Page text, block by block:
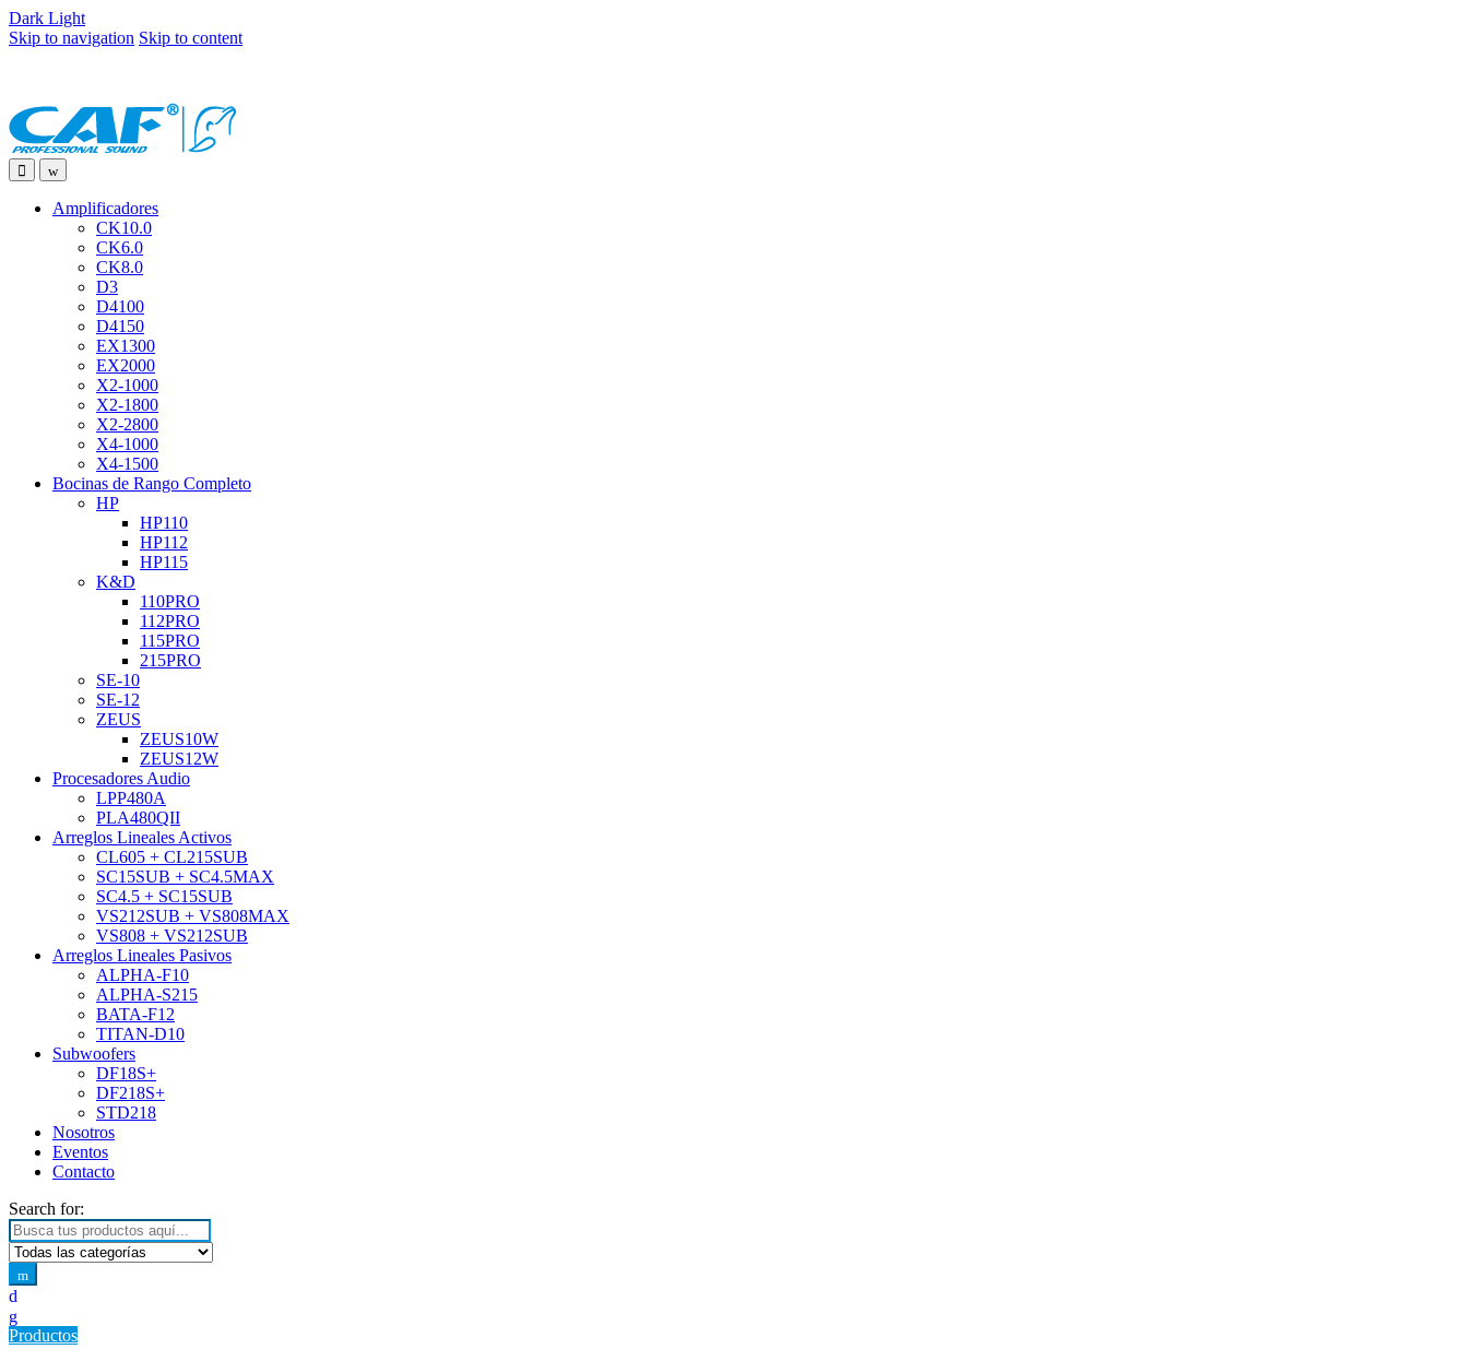
Dark Light
Skip to navigation Skip to content
Amplificadores
CK10.0
CK6.0
CK8.0
D3
D4100
D4150
EX1300
EX2000
X2-1000
X2-1800
X2-2800
X4-1000
X4-1500
Bocinas de Rango Completo
HP
HP110
HP112
HP115
K&D
110PRO
112PRO
115PRO
215PRO
SE-10
SE-12
ZEUS
ZEUS10W
ZEUS12W
Procesadores Audio
LPP480A
PLA480QII
Arreglos Lineales Activos
CL605 + CL215SUB
SC15SUB + SC4.5MAX
SC4.5 + SC15SUB
VS212SUB + VS808MAX
VS808 + VS212SUB
Arreglos Lineales Pasivos
ALPHA-F10
ALPHA-S215
BATA-F12
TITAN-D10
Subwoofers
DF18S+
DF218S+
STD218
Nosotros
Eventos
Contacto
Search for:
Productos